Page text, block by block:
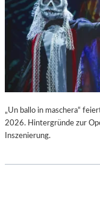
„Un ballo in maschera“
2026. Hintergründe zur
Inszenierung.